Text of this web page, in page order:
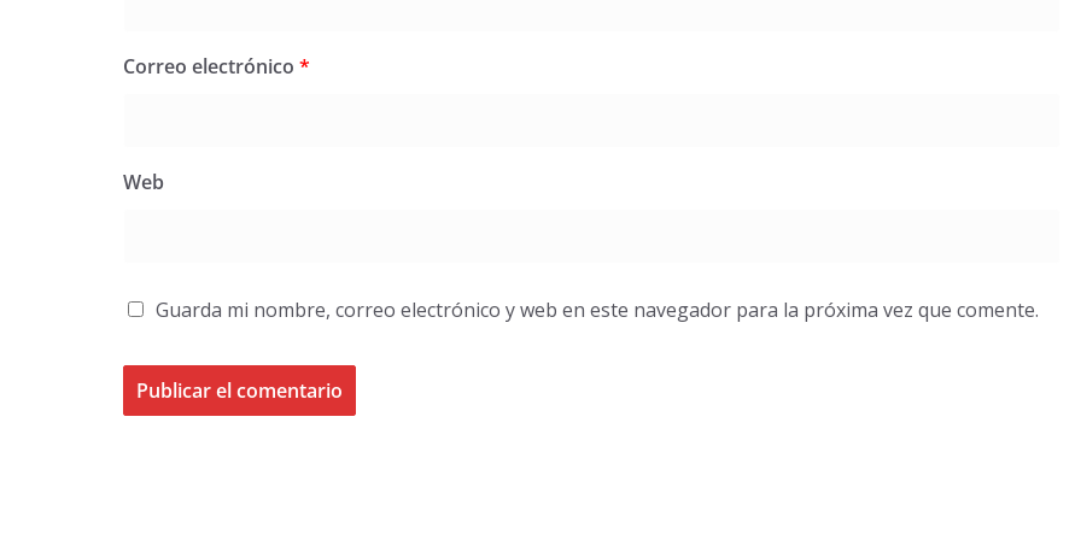
Correo electrónico *
Web
Guarda mi nombre, correo electrónico y web en este navegador para la próxima vez que comente.